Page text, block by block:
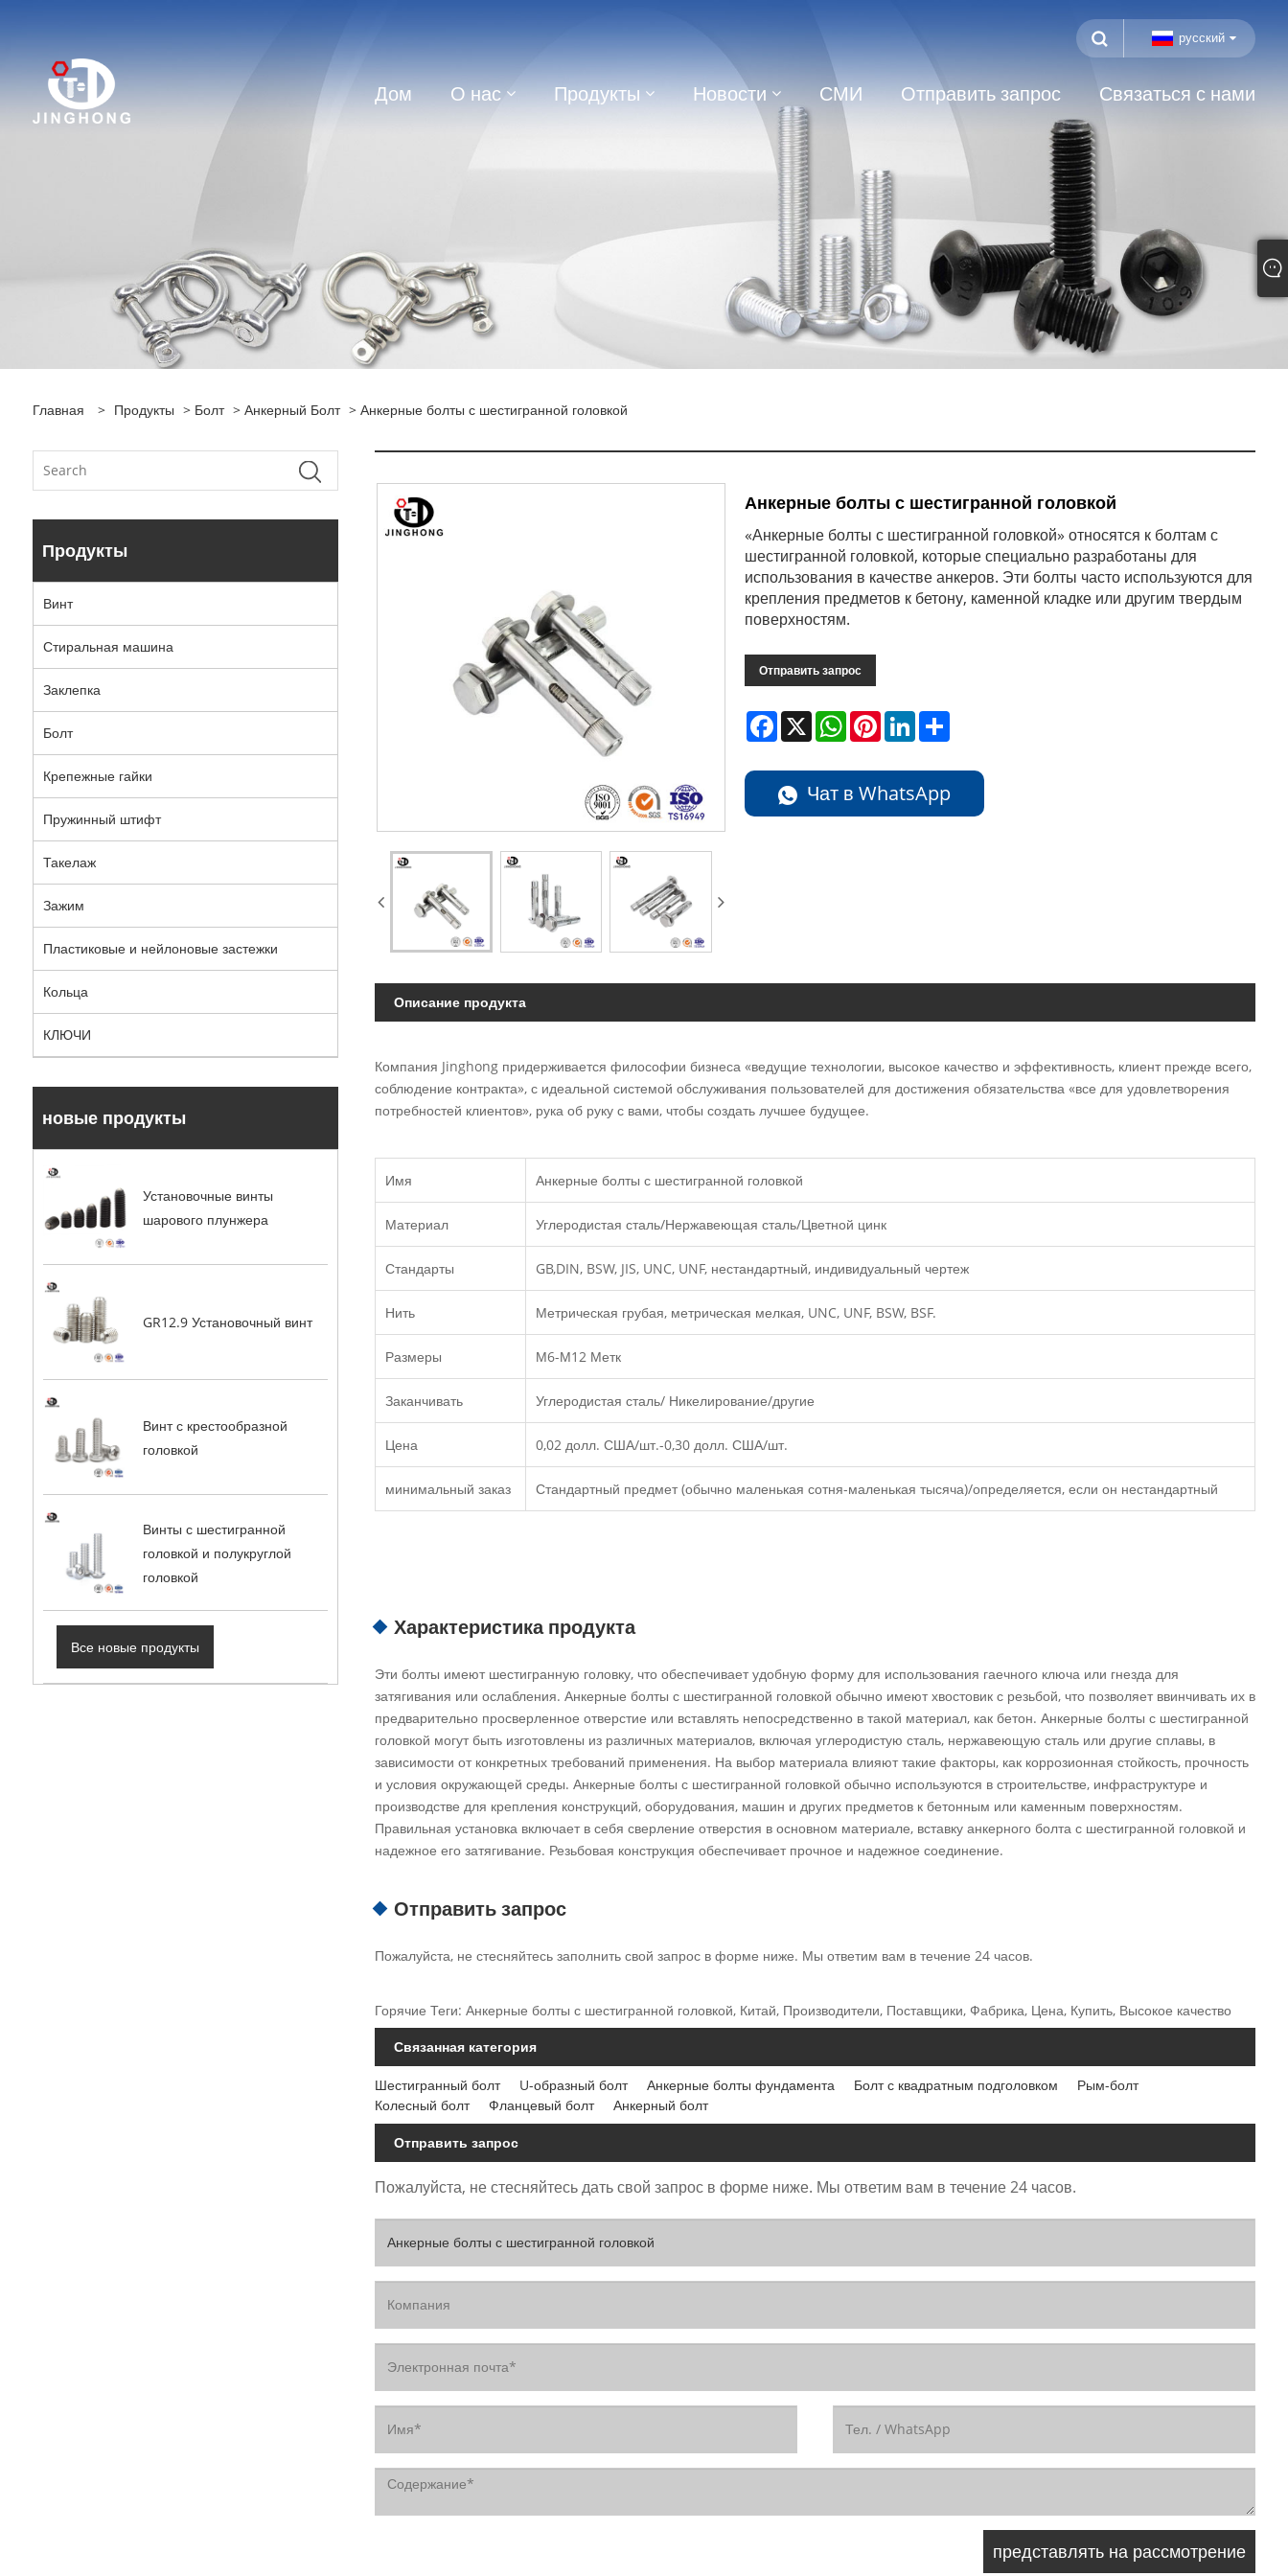
русский
Дом О нас Продукты Новости СМИ Отправить запрос Связаться с нами
Главная > Продукты > Болт > Анкерный Болт > Анкерные болты с шестигранной головкой
Продукты
Винт
Стиральная машина
Заклепка
Болт
Крепежные гайки
Пружинный штифт
Такелаж
Зажим
Пластиковые и нейлоновые застежки
Кольца
КЛЮЧИ
новые продукты
Установочные винты
шарового плунжера
GR12.9 Установочный винт
Винт с крестообразной
головкой
Винты с шестигранной
головкой и полукруглой
головкой
Все новые продукты
Анкерные болты с шестигранной головкой
«Анкерные болты с шестигранной головкой» относятся к болтам с
шестигранной головкой, которые специально разработаны для
использования в качестве анкеров. Эти болты часто используются для
крепления предметов к бетону, каменной кладке или другим твердым
поверхностям.
Отправить запрос
Facebook
X WhatsApp
PinterestLinkedIn
Чат в WhatsApp
Описание продукта
Компания Jinghong придерживается философии бизнеса «ведущие технологии, высокое качество и эффективность, клиент прежде всего,
соблюдение контракта», с идеальной системой обслуживания пользователей для достижения обязательства «все для удовлетворения
потребностей клиентов», рука об руку с вами, чтобы создать лучшее будущее.
Имя Анкерные болты с шестигранной головкой
Материал Углеродистая сталь/Нержавеющая сталь/Цветной цинк
Стандарты GB,DIN, BSW, JIS, UNC, UNF, нестандартный, индивидуальный чертеж
Нить Метрическая грубая, метрическая мелкая, UNC, UNF, BSW, BSF.
Размеры М6-М12 Метк
Заканчивать Углеродистая сталь/ Никелирование/другие
Цена 0,02 долл. США/шт.-0,30 долл. США/шт.
минимальный заказ Стандартный предмет (обычно маленькая сотня-маленькая тысяча)/определяется, если он нестандартный
Характеристика продукта
Эти болты имеют шестигранную головку, что обеспечивает удобную форму для использования гаечного ключа или гнезда для
затягивания или ослабления. Анкерные болты с шестигранной головкой обычно имеют хвостовик с резьбой, что позволяет ввинчивать их в
предварительно просверленное отверстие или вставлять непосредственно в такой материал, как бетон. Анкерные болты с шестигранной
головкой могут быть изготовлены из различных материалов, включая углеродистую сталь, нержавеющую сталь или другие сплавы, в
зависимости от конкретных требований применения. На выбор материала влияют такие факторы, как коррозионная стойкость, прочность
и условия окружающей среды. Анкерные болты с шестигранной головкой обычно используются в строительстве, инфраструктуре и
производстве для крепления конструкций, оборудования, машин и других предметов к бетонным или каменным поверхностям.
Правильная установка включает в себя сверление отверстия в основном материале, вставку анкерного болта с шестигранной головкой и
надежное его затягивание. Резьбовая конструкция обеспечивает прочное и надежное соединение.
Отправить запрос
Пожалуйста, не стесняйтесь заполнить свой запрос в форме ниже. Мы ответим вам в течение 24 часов.
Горячие Теги: Анкерные болты с шестигранной головкой, Китай, Производители, Поставщики, Фабрика, Цена, Купить, Высокое качество
Связанная категория
Шестигранный болт U-образный болт Анкерные болты фундамента Болт с квадратным подголовком
Рым-болт
Колесный болт
Фланцевый болт Анкерный болт
Отправить запрос
Пожалуйста, не стесняйтесь дать свой запрос в форме ниже. Мы ответим вам в течение 24 часов.